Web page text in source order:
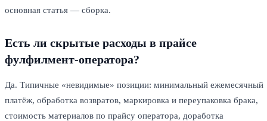
основная статья — сборка.
Есть ли скрытые расходы в прайсе
фулфилмент-оператора?
Да. Типичные «невидимые» позиции: минимальный ежемесячный
платёж, обработка возвратов, маркировка и переупаковка брака,
стоимость материалов по прайсу оператора, доработка